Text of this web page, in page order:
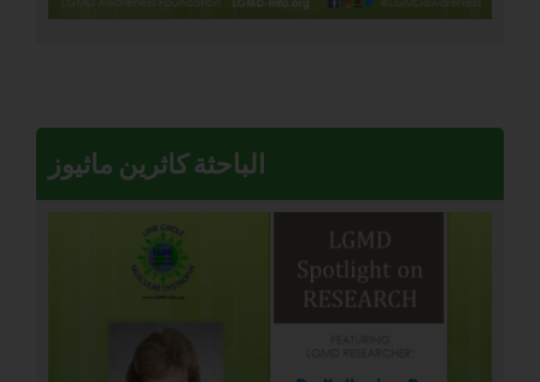
الباحثة كاثرين ماثيوز